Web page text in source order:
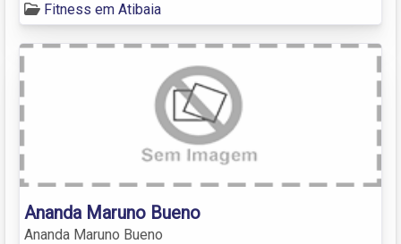
Fitness em Atibaia
Ananda Maruno Bueno
Ananda Maruno Bueno